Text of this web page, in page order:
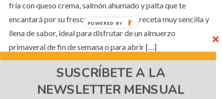
fría con queso crema, salmón ahumado y palta que te
encantará por su frescura y sabor. Una receta muy sencilla y
llena de sabor, ideal para disfrutar de un almuerzo
primaveral de fin de semana o para abrir […]
CONTINUE READING
SUSCRÍBETE A LA
NEWSLETTER MENSUAL
POWERED BY